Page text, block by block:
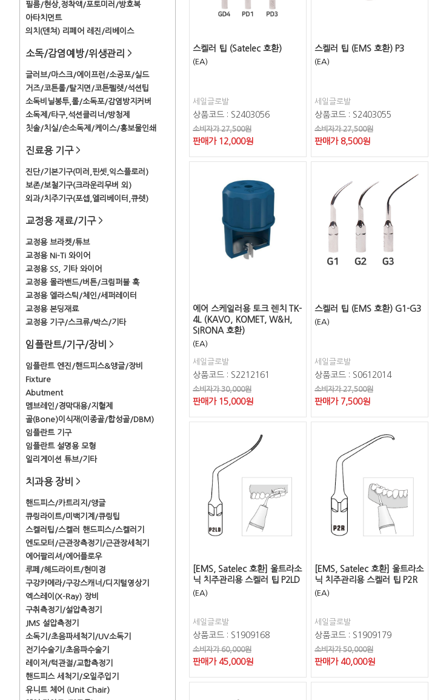
필름/현상,정착액/포토미러/방호복
아타치먼트
의치(덴쳐) 리페어 레진/리베이스
소독/감염예방/위생관리 >
글러브/마스크/에이프런/소공포/실드
거즈/코튼롤/탈지면/코튼펠렛/석션팁
소독비닐봉투,롤/소독포/감염방지커버
소독제/타구,석션클리너/방청제
칫솔/치실/손소독제/케이스/홍보물인쇄
진료용 기구 >
진단/기본기구(미러,핀셋,익스플로러)
보존/보철기구(크라운리무버 외)
외과/치주기구(포셉,엘리베이터,큐렛)
교정용 재료/기구 >
교정용 브라켓/튜브
교정용 Ni-Ti 와이어
교정용 SS, 기타 와이어
교정용 몰라밴드/버튼/크림퍼블 훅
교정용 엘라스틱/체인/세퍼레이터
교정용 본딩재료
교정용 기구/스크류/박스/기타
임플란트/기구/장비 >
임플란트 엔진/핸드피스&앵글/장비
Fixture
Abutment
멤브레인/경막대용/지혈제
골(Bone)이식재(이종골/합성골/DBM)
임플란트 기구
임플란트 설명용 모형
일리게이션 튜브/기타
치과용 장비 >
핸드피스/카트리지/앵글
큐링라이트/미백기계/큐링팁
스켈러팁/스켈러 핸드피스/스켈러기
엔도모터/근관장측정기/근관장세척기
에어팔리셔/에어플로우
루페/헤드라이트/현미경
구강카메라/구강스캐너/디지털영상기
엑스레이(X-Ray) 장비
구취측정기/설압측정기
JMS 설압측정기
소독기/초음파세척기/UV소독기
전기수술기/초음파수술기
레이저/턱관절/교합측정기
핸드피스 세척기/오일주입기
유니트 체어 (Unit Chair)
스켈러 팁 (Satelec 호환)
(EA)
세일글로발
상품코드 : S2403056
소비자가 27,500원
판매가 12,000원
스켈러 팁 (EMS 호환) P3
(EA)
세일글로발
상품코드 : S2403055
소비자가 27,500원
판매가 8,500원
에어 스케일러용 토크 렌치 TK-
4L (KAVO, KOMET, W&H,
SIRONA 호환)
(EA)
세일글로발
상품코드 : S2212161
소비자가 30,000원
판매가 15,000원
스켈러 팁 (EMS 호환) G1-G3
(EA)
세일글로발
상품코드 : S0612014
소비자가 27,500원
판매가 7,500원
[EMS, Satelec 호환] 울트라소
닉 치주관리용 스켈러 팁 P2LD
(EA)
세일글로발
상품코드 : S1909168
소비자가 60,000원
판매가 45,000원
[EMS, Satelec 호환] 울트라소
닉 치주관리용 스켈러 팁 P2R
(EA)
세일글로발
상품코드 : S1909179
소비자가 50,000원
판매가 40,000원